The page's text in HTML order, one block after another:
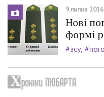
9 липня
Нові
формі
#зсу